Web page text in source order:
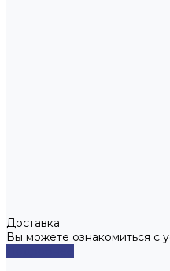
Доставка
Вы можете ознакомиться с